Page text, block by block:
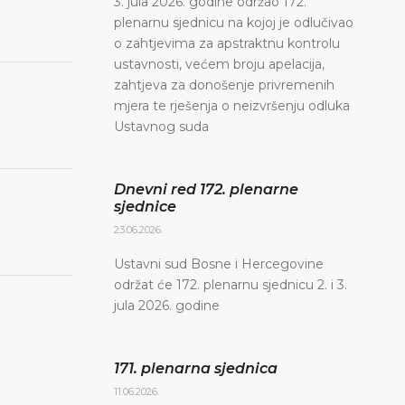
plenarnu sjednicu na kojoj je odlučivao
o zahtjevima za apstraktnu kontrolu
ustavnosti, većem broju apelacija,
zahtjeva za donošenje privremenih
mjera te rješenja o neizvršenju odluka
Ustavnog suda
Dnevni red 172. plenarne
sjednice
23.06.2026.
Ustavni sud Bosne i Hercegovine
održat će 172. plenarnu sjednicu 2. i 3.
jula 2026. godine
171. plenarna sjednica
11.06.2026.